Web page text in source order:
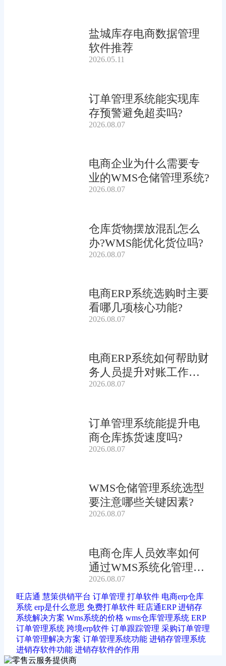
盐城库存电商数据管理
软件推荐
2026.05.11
订单管理系统能实现库
存预警避免超卖吗?
2026.08.07
电商企业为什么需要专
业的WMS仓储管理系统?
2026.08.07
仓库货物摆放混乱怎么
办?WMS能优化货位吗?
2026.08.07
电商ERP系统选购时主要
看哪几项核心功能?
2026.08.07
电商ERP系统如何帮助财
务人员提升对账工作效
率?
2026.08.07
订单管理系统能提升电
商仓库拣货速度吗?
2026.08.07
WMS仓储管理系统选型
要注意哪些关键因素?
2026.08.07
电商仓库人员效率如何
通过WMS系统化管理提
升?
2026.08.07
旺店通 慧策供销平台 订单管理 打单软件 电商erp仓库
系统 erp是什么意思 免费打单软件 旺店通ERP 进销存
系统解决方案 Wms系统的价格 wms仓库管理系统 ERP
订单管理系统 跨境erp软件 订单跟踪管理 采购订单管理
订单管理解决方案 订单管理系统功能 进销存管理系统
进销存软件功能 进销存软件的作用